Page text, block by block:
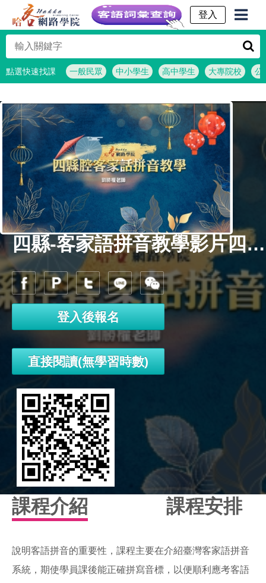
客語詞彙查詢
點選快速找課 一般民眾 中小學生 高中學生 大專院校 公
四縣-客家語拼音教學影片四縣腔上集 聲母 劉勝權老師
登入後報名
直接閱讀(無學習時數)
課程介紹 課程安排
說明客語拼音的重要性，課程主要在介紹臺灣客家語拼音
系統，期使學員課後能正確拼寫音標，以便順利應考客語